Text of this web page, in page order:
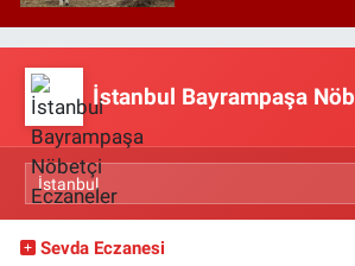
İstanbul Bayrampaşa
Sevda Eczanesi